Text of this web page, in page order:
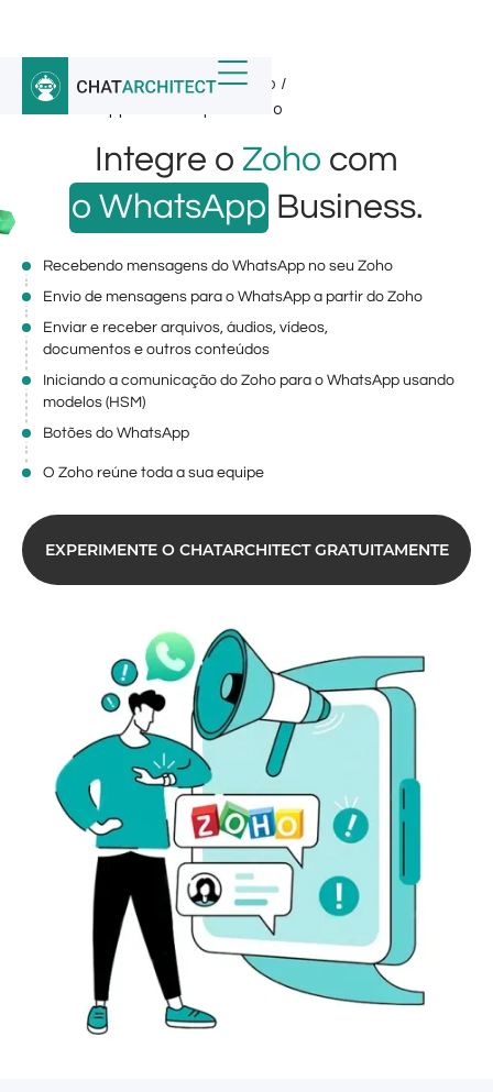
Início Integrações do WhatsApp /
API WhatsApp Business para Zoho
Integre o Zoho com
o WhatsApp Business.
Recebendo mensagens do WhatsApp no ​​seu Zoho
Envio de mensagens para o WhatsApp a partir do Zoho
Enviar e receber arquivos, áudios, vídeos,
documentos e outros conteúdos
Iniciando a comunicação do Zoho para o WhatsApp usando
modelos (HSM)
Botões do WhatsApp
O Zoho reúne toda a sua equipe
EXPERIMENTE O CHATARCHITECT GRATUITAMENTE